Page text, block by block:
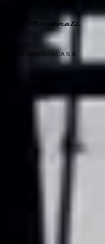
C. DE SALAMANCA S.A.